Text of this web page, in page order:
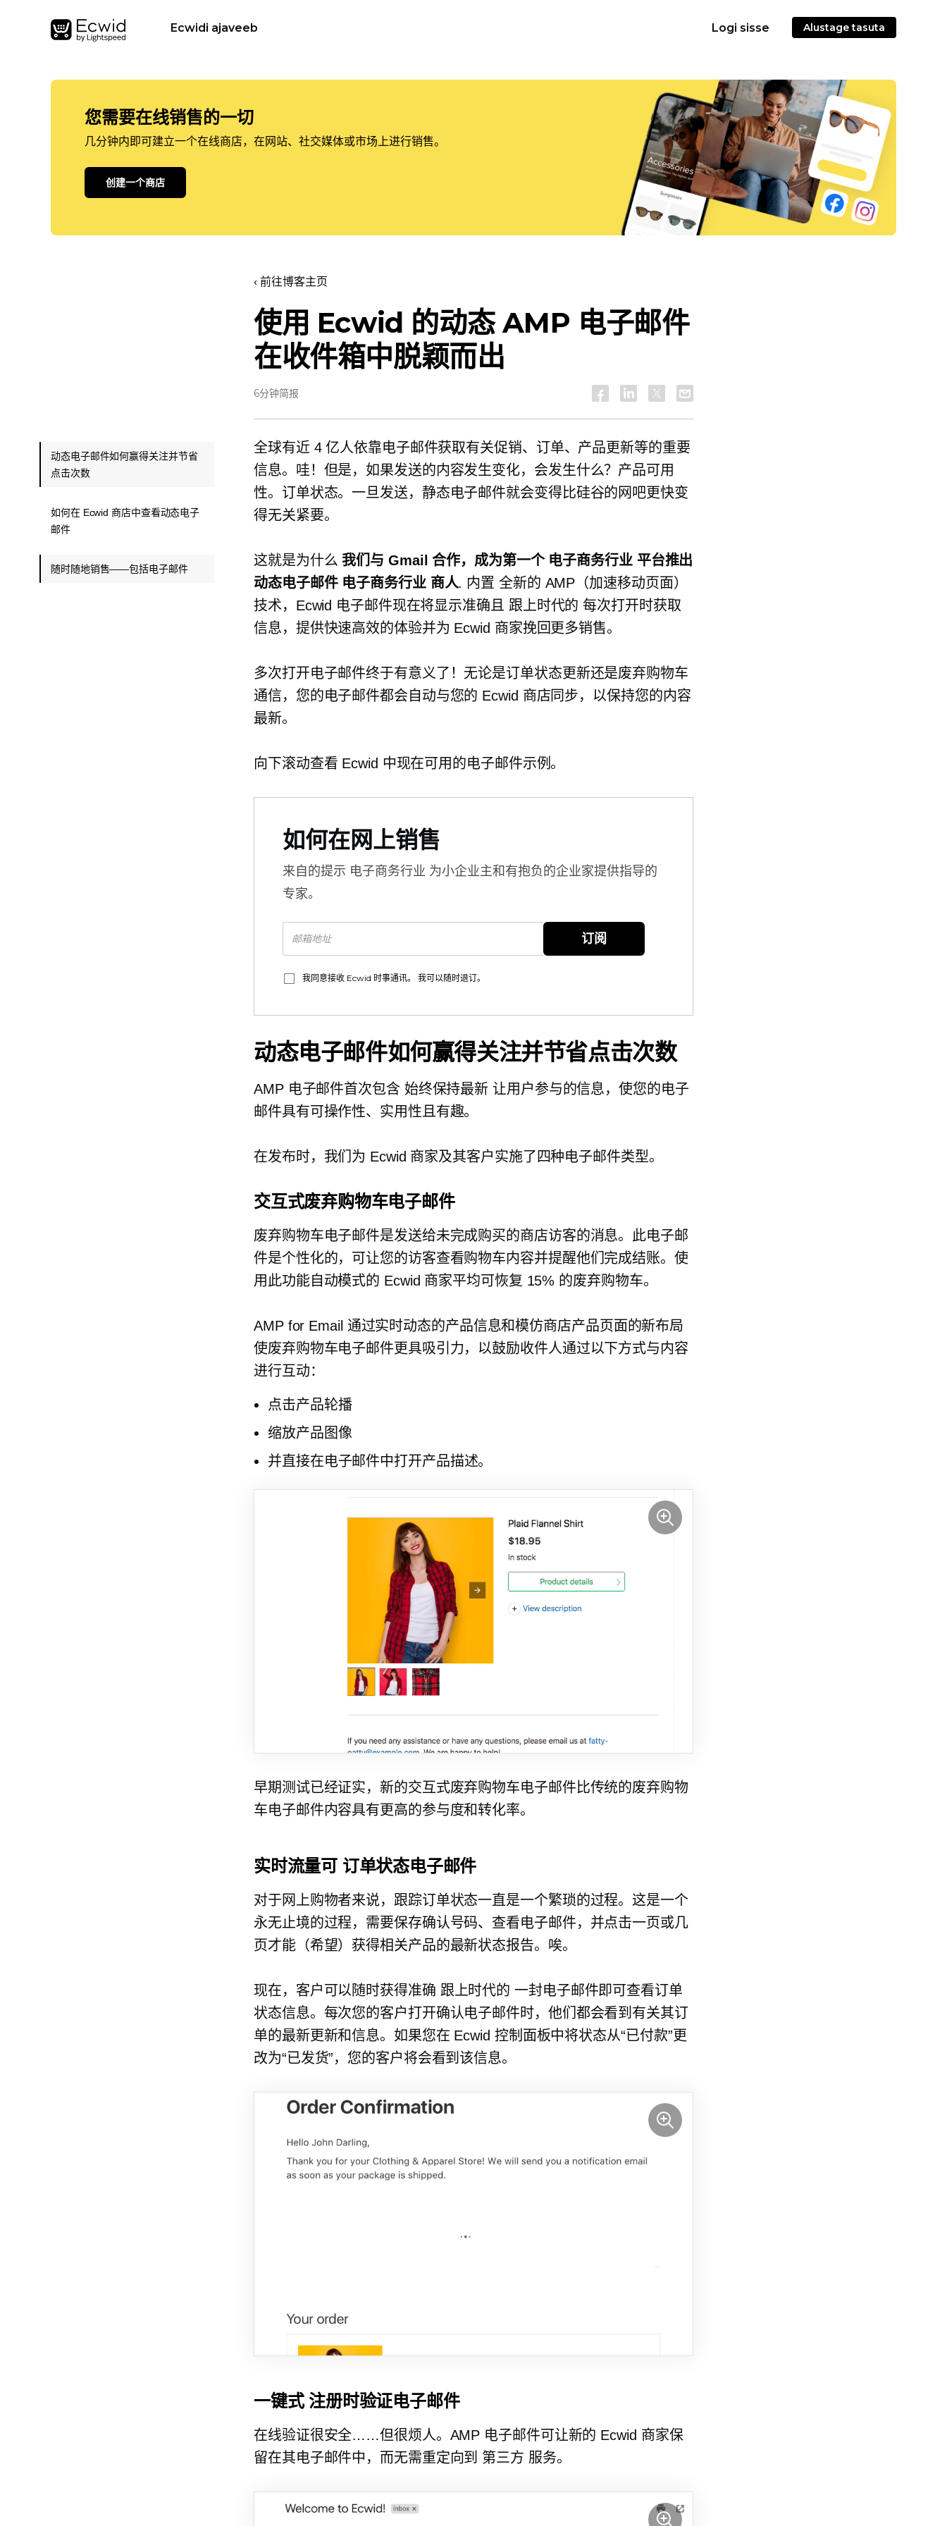
Ecwidi ajaveeb Logi sisse Alustage tasuta
您需要在线销售的一切
几分钟内即可建立一个在线商店，在网站、社交媒体或市场上进行销售。
创建一个商店
‹ 前往博客主页
使用 Ecwid 的动态 AMP 电子邮件
在收件箱中脱颖而出
6分钟简报
全球有近 4 亿人依靠电子邮件获取有关促销、订单、产品更新等的重要
信息。哇！但是，如果发送的内容发生变化，会发生什么？产品可用
性。订单状态。一旦发送，静态电子邮件就会变得比硅谷的网吧更快变
得无关紧要。
这就是为什么我们与 Gmail 合作，成为第一个 电子商务行业平台推出
动态电子邮件 电子商务行业商人. 内置 全新的 AMP（加速移动页面）
技术，Ecwid 电子邮件现在将显示准确且 跟上时代的 每次打开时获取
信息，提供快速高效的体验并为 Ecwid 商家挽回更多销售。
多次打开电子邮件终于有意义了！无论是订单状态更新还是废弃购物车
通信，您的电子邮件都会自动与您的 Ecwid 商店同步，以保持您的内容
最新。
向下滚动查看 Ecwid 中现在可用的电子邮件示例。
如何在网上销售
来自的提示 电子商务行业 为小企业主和有抱负的企业家提供指导的
专家。
订阅
我同意接收 Ecwid 时事通讯。 我可以随时退订。
动态电子邮件如何赢得关注并节省点击次数
AMP 电子邮件首次包含 始终保持最新 让用户参与的信息，使您的电子
邮件具有可操作性、实用性且有趣。
在发布时，我们为 Ecwid 商家及其客户实施了四种电子邮件类型。
交互式废弃购物车电子邮件
废弃购物车电子邮件是发送给未完成购买的商店访客的消息。此电子邮
件是个性化的，可让您的访客查看购物车内容并提醒他们完成结账。使
用此功能自动模式的 Ecwid 商家平均可恢复 15% 的废弃购物车。
AMP for Email 通过实时动态的产品信息和模仿商店产品页面的新布局
使废弃购物车电子邮件更具吸引力，以鼓励收件人通过以下方式与内容
进行互动：
点击产品轮播
缩放产品图像
并直接在电子邮件中打开产品描述。
早期测试已经证实，新的交互式废弃购物车电子邮件比传统的废弃购物
车电子邮件内容具有更高的参与度和转化率。
实时流量可 订单状态电子邮件
对于网上购物者来说，跟踪订单状态一直是一个繁琐的过程。这是一个
永无止境的过程，需要保存确认号码、查看电子邮件，并点击一页或几
页才能（希望）获得相关产品的最新状态报告。唉。
现在，客户可以随时获得准确 跟上时代的 一封电子邮件即可查看订单
状态信息。每次您的客户打开确认电子邮件时，他们都会看到有关其订
单的最新更新和信息。如果您在 Ecwid 控制面板中将状态从“已付款”更
改为“已发货”，您的客户将会看到该信息。
一键式注册时验证电子邮件
在线验证很安全……但很烦人。AMP 电子邮件可让新的 Ecwid 商家保
留在其电子邮件中，而无需重定向到 第三方 服务。
动态电子邮件如何赢得关注并节省
点击次数
如何在 Ecwid 商店中查看动态电子
邮件
随时随地销售——包括电子邮件